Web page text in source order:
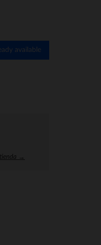
available
tienda →